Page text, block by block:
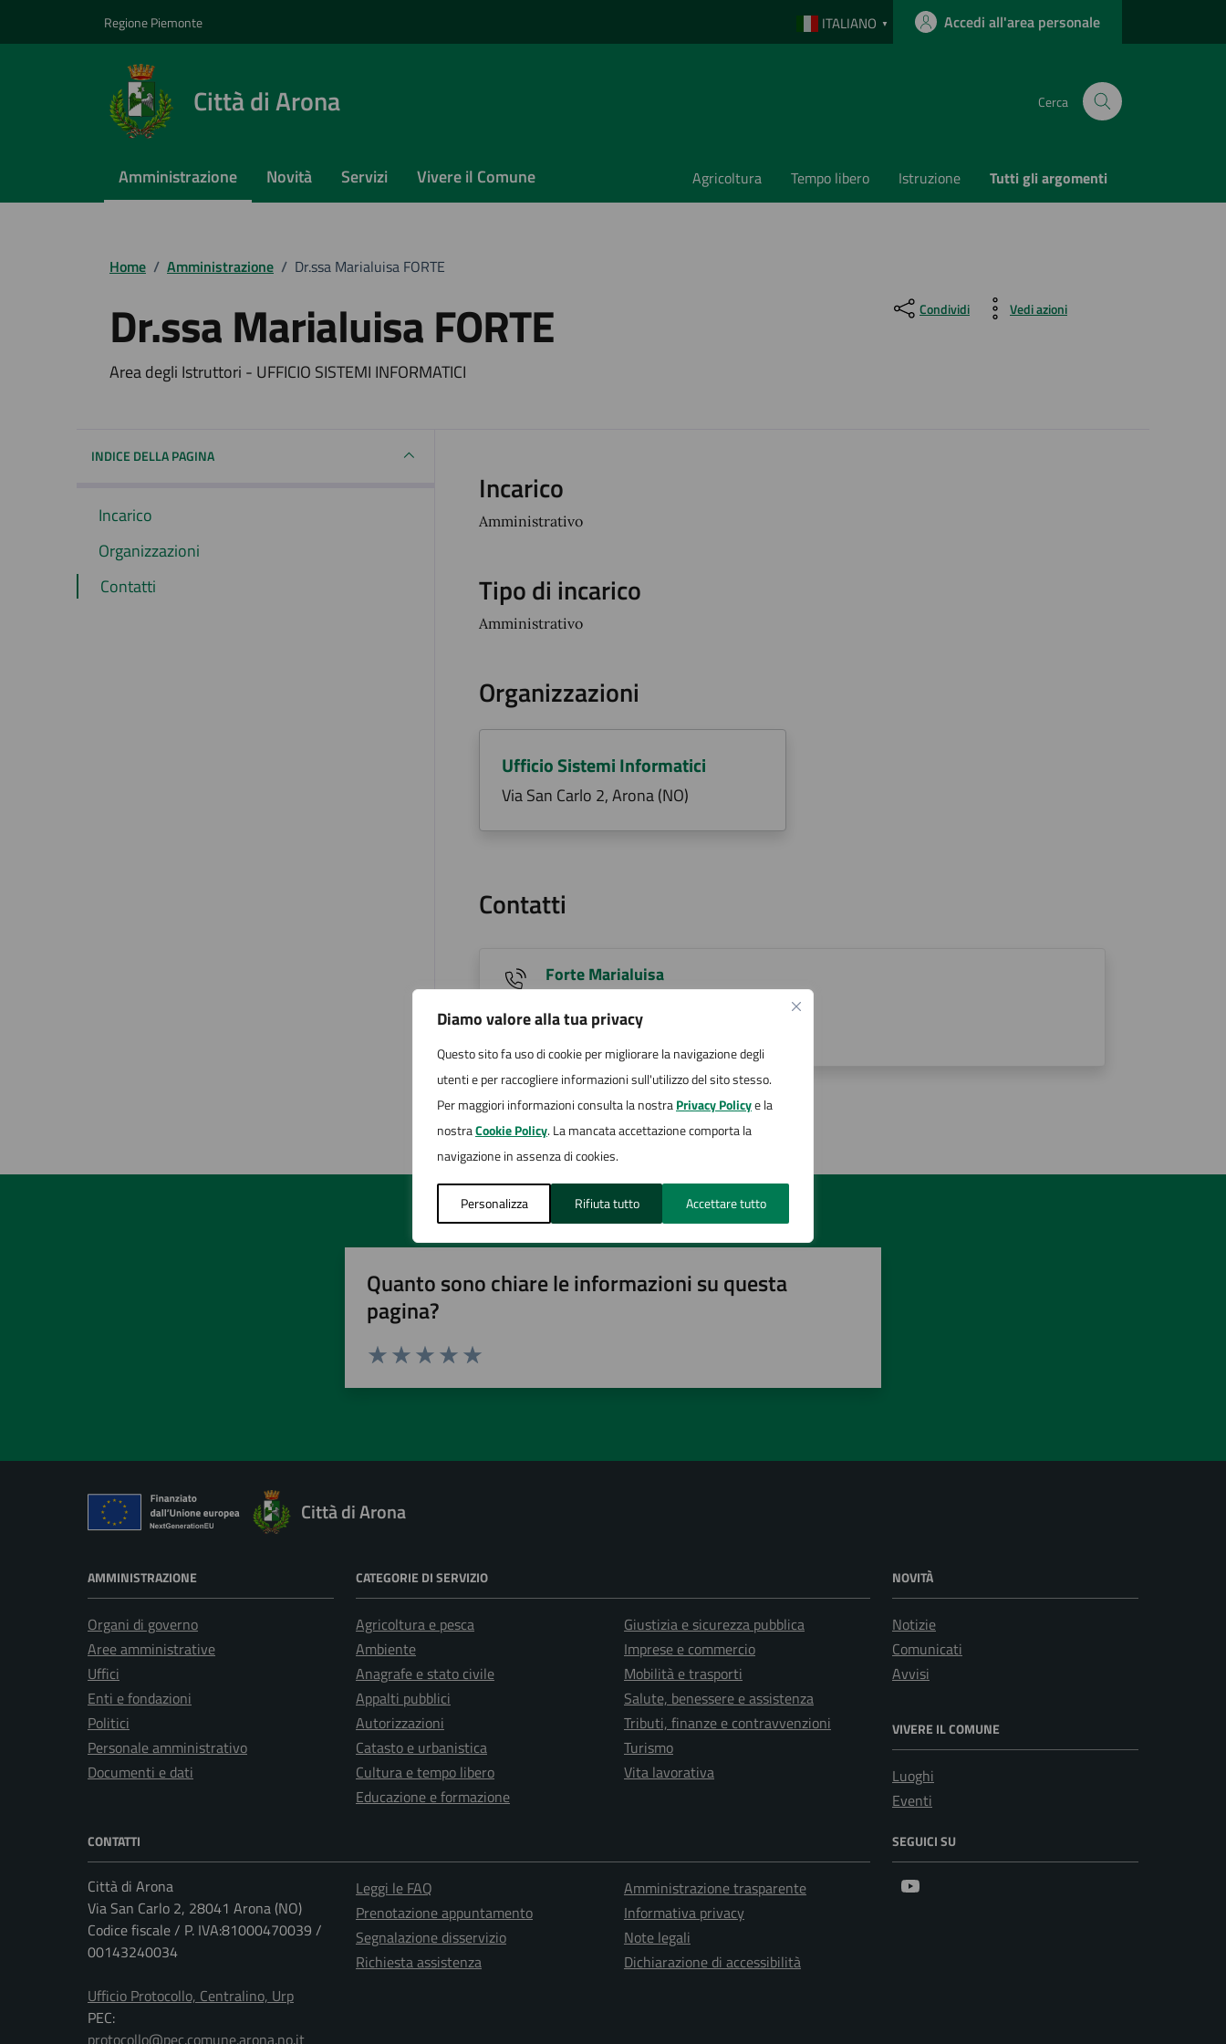
Diamo valore alla tua privacy
Questo sito fa uso di cookie per migliorare la navigazione degli
utenti e per raccogliere informazioni sull'utilizzo del sito stesso.
Per maggiori informazioni consulta la nostraPrivacy Policye la
nostraCookie Policy. La mancata accettazione comporta la
navigazione in assenza di cookies.
Personalizza Rifiuta tutto Accettare tutto
Regione Piemonte ITALIANO ▼ Accedi all'area personale
Città di Arona Cerca
Amministrazione Novità Servizi Vivere il Comune Agricoltura Tempo libero Istruzione Tutti gli argomenti
Home / Amministrazione / Dr.ssa Marialuisa FORTE
Dr.ssa Marialuisa FORTE
Area degli Istruttori - UFFICIO SISTEMI INFORMATICI
Condividi Vedi azioni
INDICE DELLA PAGINA
Incarico
Organizzazioni
Contatti
Incarico
Amministrativo
Tipo di incarico
Amministrativo
Organizzazioni
Ufficio Sistemi Informatici
Via San Carlo 2, Arona (NO)
Contatti
Forte Marialuisa
T +39 0322 231295
Pagina aggiornata il 30/10/2023
Quanto sono chiare le informazioni su questa
pagina?
Città di Arona
AMMINISTRAZIONE
Organi di governo
Aree amministrative
Uffici
Enti e fondazioni
Politici
Personale amministrativo
Documenti e dati
CATEGORIE DI SERVIZIO
Agricoltura e pesca
Ambiente
Anagrafe e stato civile
Appalti pubblici
Autorizzazioni
Catasto e urbanistica
Cultura e tempo libero
Educazione e formazione
Giustizia e sicurezza pubblica
Imprese e commercio
Mobilità e trasporti
Salute, benessere e assistenza
Tributi, finanze e contravvenzioni
Turismo
Vita lavorativa
NOVITÀ
Notizie
Comunicati
Avvisi
VIVERE IL COMUNE
Luoghi
Eventi
CONTATTI
Città di Arona
Via San Carlo 2, 28041 Arona (NO)
Codice fiscale / P. IVA:81000470039 /
00143240034
Ufficio Protocollo, Centralino, Urp
PEC:
protocollo@pec.comune.arona.no.it
Leggi le FAQ
Prenotazione appuntamento
Segnalazione disservizio
Richiesta assistenza
Amministrazione trasparente
Informativa privacy
Note legali
Dichiarazione di accessibilità
SEGUICI SU